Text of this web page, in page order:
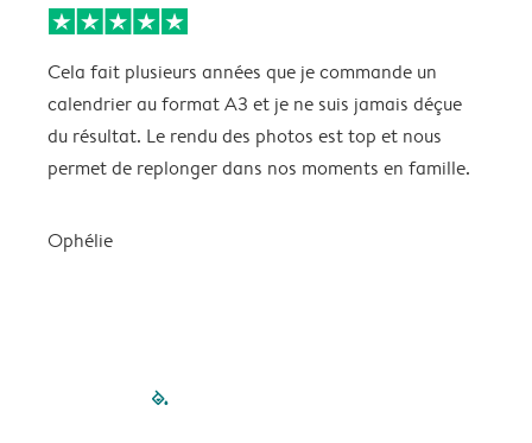
Cela fait plusieurs années que je commande un
calendrier au format A3 et je ne suis jamais déçue
du résultat. Le rendu des photos est top et nous
permet de replonger dans nos moments en famille.
Ophélie
filled-pagination